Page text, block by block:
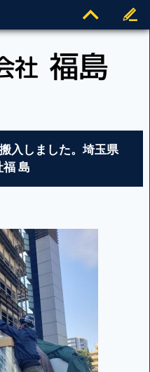
入しました。埼玉県
福 島